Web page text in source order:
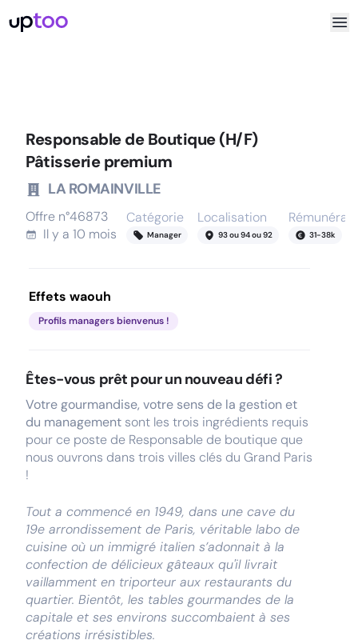
Responsable de Boutique (H/F)
Pâtisserie premium
LA ROMAINVILLE
Offre n°46873
Il y a 10 mois
Catégorie
Manager
Localisation
93 ou 94 ou 92 31-38k
Effets waouh
Profils managers bienvenus !
Êtes-vous prêt pour un nouveau défi ?
Votre gourmandise, votre sens de la gestion et
du management sont les trois ingrédients requis
pour ce poste de Responsable de boutique que
nous ouvrons dans trois villes clés du Grand Paris
!
Tout a commencé en 1949, dans une cave du
19e arrondissement de Paris, véritable labo de
cuisine où un immigré italien s’adonnait à la
confection de délicieux gâteaux qu'il livrait
vaillamment en triporteur aux restaurants du
quartier. Bientôt, les tables gourmandes de la
capitale et ses environs succombaient à ses
créations irrésistibles.